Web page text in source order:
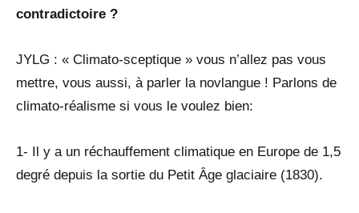
contradictoire ?
JYLG : « Climato-sceptique » vous n’allez pas vous
mettre, vous aussi, à parler la novlangue ! Parlons de
climato-réalisme si vous le voulez bien:
1- Il y a un réchauffement climatique en Europe de 1,5
degré depuis la sortie du Petit Âge glaciaire (1830).